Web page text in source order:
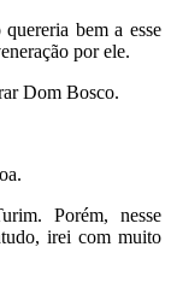
bem a esse
por ele.
Dom Bosco.
Porém, nesse
irei com muito